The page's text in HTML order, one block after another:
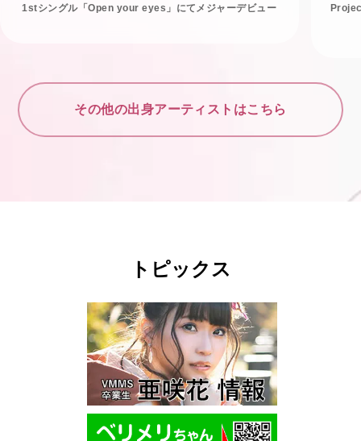
1stシングル「Open your eyes」にてメジャーデビュー
その他の出身アーティストはこちら
トピックス